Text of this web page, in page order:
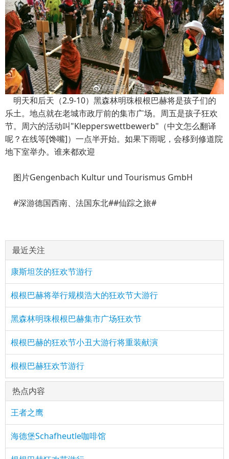
明天和后天（2.9-10）黑森林明珠根根巴赫将是孩子们的
乐土。地点就在老城市政厅前的集市广场。周五是孩子狂欢
节。周六的活动叫"Klepperswettbewerb"（中文怎么翻译
呢？在线等[馋嘴]）一点半开始。如果下雨呢，会移到修道院
地下室举办。谁来都欢迎
图片Gengenbach Kultur und Tourismus GmbH
#深游德国西南、法国东北##仙踪之旅#
最近关注
康斯坦茨的狂欢节游行
根根巴赫将举行规模浩大的狂欢节大游行
黑森林明珠根根巴赫集市广场狂欢节
根根巴赫的狂欢节小丑大游行将重装献演
根根巴赫狂欢节游行
热点内容
王者之鹰
海德堡Schafheutle咖啡馆